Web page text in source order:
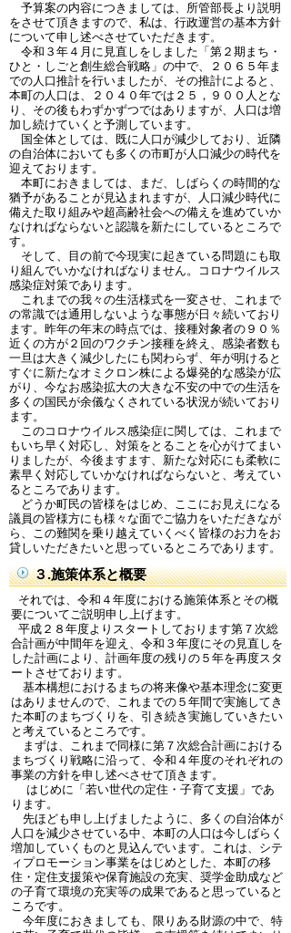
予算案の内容につきましては、所管部長より説明
をさせて頂きますので、私は、行政運営の基本方針
について申し述べさせていただきます。
令和３年４月に見直しをしました「第２期まち・
ひと・しごと創生総合戦略」の中で、２０６５年ま
での人口推計を行いましたが、その推計によると、
本町の人口は、２０４０年では２５，９００人とな
り、その後もわずかずつではありますが、人口は増
加し続けていくと予測しています。
国全体としては、既に人口が減少しており、近隣
の自治体においても多くの市町が人口減少の時代を
迎えております。
本町におきましては、まだ、しばらくの時間的な
猶予があることが見込まれますが、人口減少時代に
備えた取り組みや超高齢社会への備えを進めていか
なければならないと認識を新たにしているところで
す。
そして、目の前で今現実に起きている問題にも取
り組んでいかなければなりません。コロナウイルス
感染症対策であります。
これまでの我々の生活様式を一変させ、これまで
の常識では通用しないような事態が日々続いており
ます。昨年の年末の時点では、接種対象者の９０％
近くの方が２回のワクチン接種を終え、感染者数も
一旦は大きく減少したにも関わらず、年が明けると
すぐに新たなオミクロン株による爆発的な感染が広
がり、今なお感染拡大の大きな不安の中での生活を
多くの国民が余儀なくされている状況が続いており
ます。
このコロナウイルス感染症に関しては、これまで
もいち早く対応し、対策をとることを心がけてまい
りましたが、今後ますます、新たな対応にも柔軟に
素早く対応していかなければならないと、考えてい
るところであります。
どうか町民の皆様をはじめ、ここにお見えになる
議員の皆様方にも様々な面でご協力をいただきなが
ら、この難関を乗り越えていくべく皆様のお力をお
貸しいただきたいと思っているところであります。
３.施策体系と概要
それでは、令和４年度における施策体系とその概
要についてご説明申し上げます。
平成２８年度よりスタートしております第７次総
合計画が中間年を迎え、令和３年度にその見直しを
した計画により、計画年度の残りの５年を再度スタ
ートさせております。
基本構想におけるまちの将来像や基本理念に変更
はありませんので、これまでの５年間で実施してき
た本町のまちづくりを、引き続き実施していきたい
と考えているところです。
まずは、これまで同様に第７次総合計画における
まちづくり戦略に沿って、令和４年度のそれぞれの
事業の方針を申し述べさせて頂きます。
はじめに「若い世代の定住・子育て支援」であ
ります。
先ほども申し上げましたように、多くの自治体が
人口を減少させている中、本町の人口は今しばらく
増加していくものと見込んでいます。これは、シテ
ィプロモーション事業をはじめとした、本町の移
住・定住支援策や保育施設の充実、奨学金助成など
の子育て環境の充実等の成果であると思っていると
ころです。
今年度におきましても、限りある財源の中で、特